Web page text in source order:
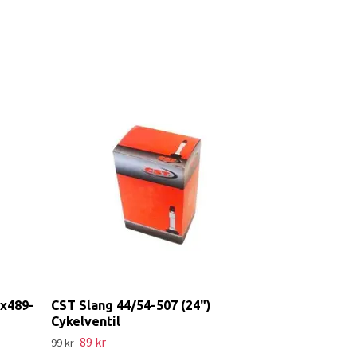
CST Slang 44/54-507 (24")
Cykelventil
99 kr 89 kr